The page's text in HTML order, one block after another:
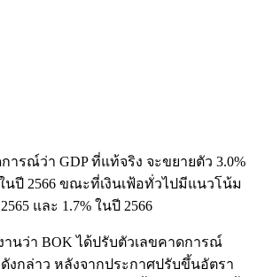
ารณ์ว่า GDP ที่แท้จริง จะขยายตัว 3.0%
นปี 2566 ขณะที่เงินเฟ้อทั่วไปมีแนวโน้ม
และ 1.7% ในปี 2566
นว่า BOK ได้ปรับตัวเลขคาดการณ์
ดังกล่าว หลังจากประกาศปรับขึ้นอัตรา